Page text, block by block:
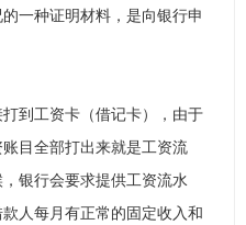
一种证明材料，是向银行申
到工资卡（借记卡），由于
目全部打出来就是工资流
银行会要求提供工资流水
人每月有正常的固定收入和